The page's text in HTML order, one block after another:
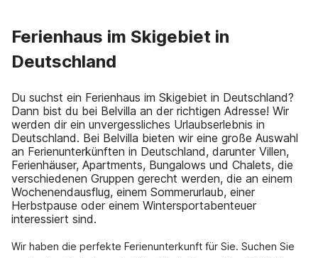
Ferienhaus im Skigebiet in
Deutschland
Du suchst ein Ferienhaus im Skigebiet in Deutschland?
Dann bist du bei Belvilla an der richtigen Adresse! Wir
werden dir ein unvergessliches Urlaubserlebnis in
Deutschland. Bei Belvilla bieten wir eine große Auswahl
an Ferienunterkünften in Deutschland, darunter Villen,
Ferienhäuser, Apartments, Bungalows und Chalets, die
verschiedenen Gruppen gerecht werden, die an einem
Wochenendausflug, einem Sommerurlaub, einer
Herbstpause oder einem Wintersportabenteuer
interessiert sind.
Wir haben die perfekte Ferienunterkunft für Sie. Suchen Sie